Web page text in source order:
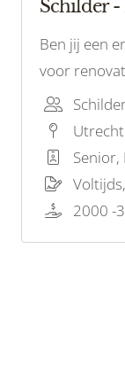
Ben jij een
voor
uitdagende
en
herleven?
jou!
Utrecht
Senior,
2000 -